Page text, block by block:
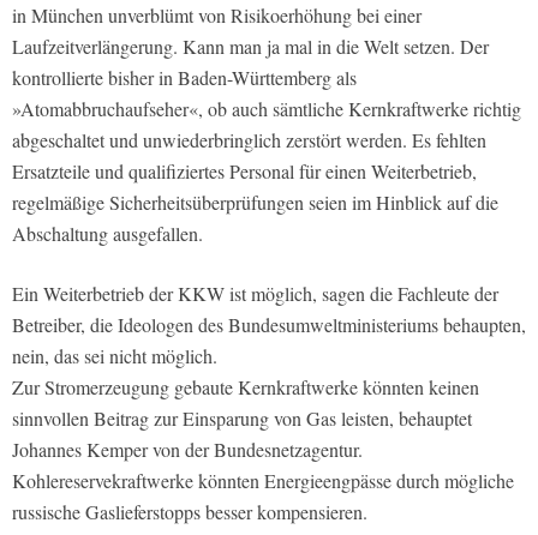
in München unverblümt von Risikoerhöhung bei einer
Laufzeitverlängerung. Kann man ja mal in die Welt setzen. Der
kontrollierte bisher in Baden-Württemberg als
»Atomabbruchaufseher«, ob auch sämtliche Kernkraftwerke richtig
abgeschaltet und unwiederbringlich zerstört werden. Es fehlten
Ersatzteile und qualifiziertes Personal für einen Weiterbetrieb,
regelmäßige Sicherheitsüberprüfungen seien im Hinblick auf die
Abschaltung ausgefallen.
Ein Weiterbetrieb der KKW ist möglich, sagen die Fachleute der
Betreiber, die Ideologen des Bundesumweltministeriums behaupten,
nein, das sei nicht möglich.
Zur Stromerzeugung gebaute Kernkraftwerke könnten keinen
sinnvollen Beitrag zur Einsparung von Gas leisten, behauptet
Johannes Kemper von der Bundesnetzagentur.
Kohlereservekraftwerke könnten Energieengpässe durch mögliche
russische Gaslieferstopps besser kompensieren.